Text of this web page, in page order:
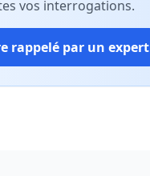
vos interrogations.
rappelé par un expert